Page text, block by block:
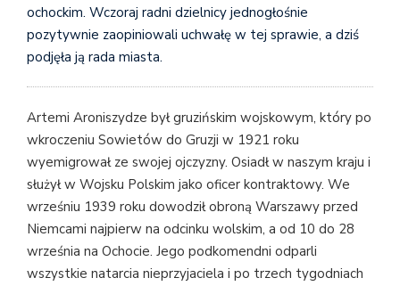
ochockim. Wczoraj radni dzielnicy jednogłośnie
pozytywnie zaopiniowali uchwałę w tej sprawie, a dziś
podjęła ją rada miasta.
Artemi Aroniszydze był gruzińskim wojskowym, który po
wkroczeniu Sowietów do Gruzji w 1921 roku
wyemigrował ze swojej ojczyzny. Osiadł w naszym kraju i
służył w Wojsku Polskim jako oficer kontraktowy. We
wrześniu 1939 roku dowodził obroną Warszawy przed
Niemcami najpierw na odcinku wolskim, a od 10 do 28
września na Ochocie. Jego podkomendni odparli
wszystkie natarcia nieprzyjaciela i po trzech tygodniach